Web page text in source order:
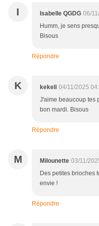
I Isabelle QGDG 06/
Humm, je sens
Bisous
Répondre
K kekeli 04/11/2025
J'aime beaucoup tes
bon mardi. Bisous
Répondre
M Milounette 03/11/
Des petites brioches
envie !
Répondre